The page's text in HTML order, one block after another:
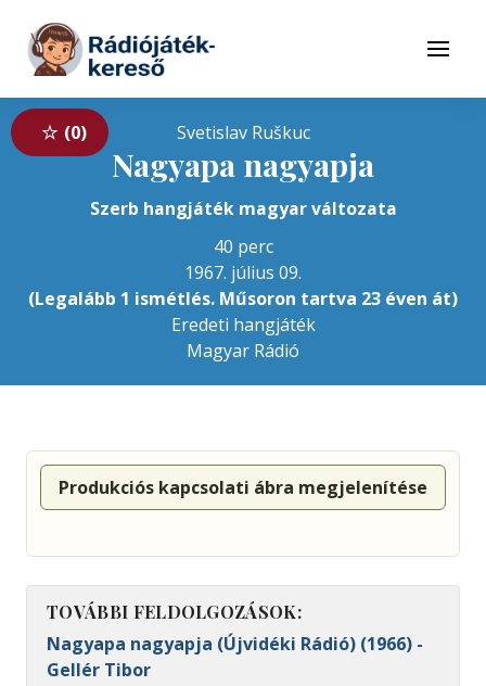
Tovább a tartalomhoz
Menü
0 Svetislav Ruškuc
Nagyapa nagyapja
Szerb hangjáték magyar változata
40 perc
1967. július 09.
(Legalább 1 ismétlés. Műsoron tartva 23 éven át)
Eredeti hangjáték
Magyar Rádió
Produkciós kapcsolati ábra megjelenítése
TOVÁBBI FELDOLGOZÁSOK:
Nagyapa nagyapja (Újvidéki Rádió) (1966) -
Gellér Tibor